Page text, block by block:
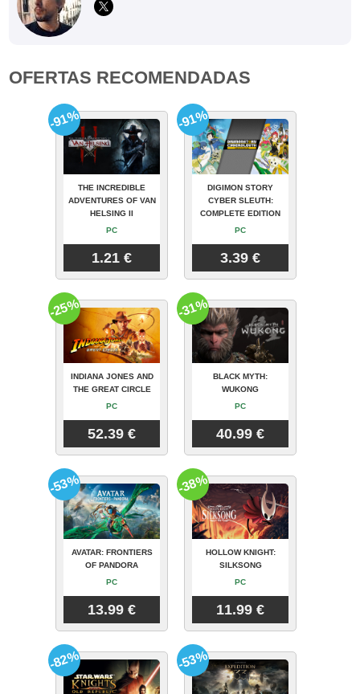
OFERTAS RECOMENDADAS
THE INCREDIBLE
ADVENTURES OF VAN
HELSING II
PC
1.21 €
-91%
DIGIMON STORY
CYBER SLEUTH:
COMPLETE EDITION
PC
3.39 €
-91%
INDIANA JONES AND
THE GREAT CIRCLE
PC
52.39 €
-25%
BLACK MYTH:
WUKONG
PC
40.99 €
-31%
AVATAR: FRONTIERS
OF PANDORA
PC
13.99 €
-53%
HOLLOW KNIGHT:
SILKSONG
PC
11.99 €
-38%
-82% -53%